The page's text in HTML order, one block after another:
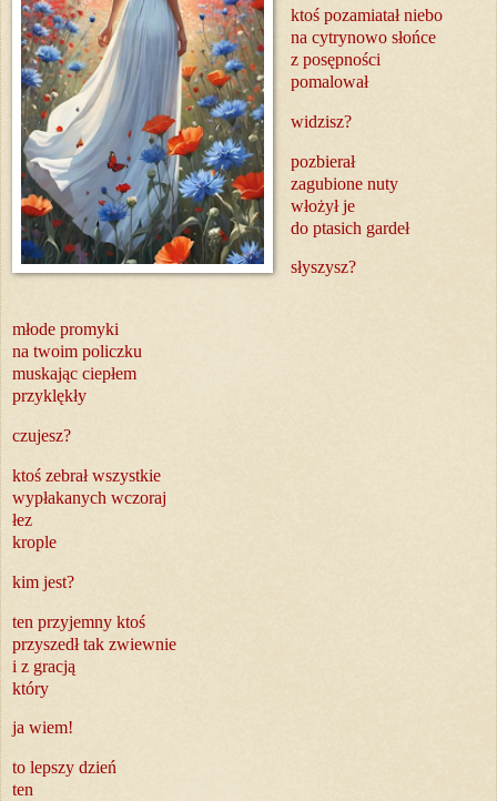
ktoś pozamiatał niebo
na cytrynowo słońce
z posępności
pomalował
widzisz?
pozbierał
zagubione nuty
włożył je
do ptasich gardeł
słyszysz?
młode promyki
na twoim policzku
muskając ciepłem
przyklękły
czujesz?
ktoś zebrał wszystkie
wypłakanych wczoraj
łez
krople
kim jest?
ten przyjemny ktoś
przyszedł tak zwiewnie
i z gracją
który
ja wiem!
to lepszy dzień
ten